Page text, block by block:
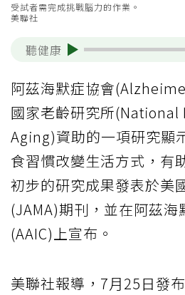
受試者需完成挑戰腦力的作業。
美聯社
聽健康
阿茲海默症協會
國家老齡研究所
Aging)資助的一項研究顯
食習慣改變生活方式，有
初步的研究成果發表於美
(JAMA)期刊，並在阿茲
(AAIC)上宣布。
美聯社報導，7月25日發